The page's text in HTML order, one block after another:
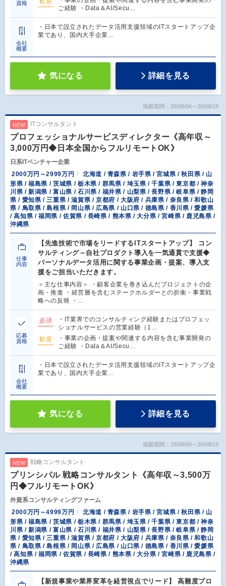
資格
ご経験 ・Data＆AI/Secu…
会社
概要
・日本で設立されたデータ活用支援領域のITスタートアップ企
業であり、国内大手企業…
気になる 詳細を見る
掲載期間：26/08/06～26/08/19
NEW ITコンサルタント
プロフェッショナルサービスディレクター《高年収～
3,000万円◆日本全国からフルリモートOK》
日系ITベンチャー企業
2000万円～2999万円
北海道 / 青森県 / 岩手県 / 宮城県 / 秋田県 / 山
形県 / 福島県 / 茨城県 / 栃木県 / 群馬県 / 埼玉県 / 千葉県 / 東京都 / 神奈
川県 / 新潟県 / 富山県 / 石川県 / 福井県 / 山梨県 / 長野県 / 岐阜県 / 静岡
県 / 愛知県 / 三重県 / 滋賀県 / 京都府 / 大阪府 / 兵庫県 / 奈良県 / 和歌山
県 / 鳥取県 / 島根県 / 岡山県 / 広島県 / 山口県 / 徳島県 / 香川県 / 愛媛県
/ 高知県 / 福岡県 / 佐賀県 / 長崎県 / 熊本県 / 大分県 / 宮崎県 / 鹿児島県 /
沖縄県
仕事
内容
【先進技術で市場をリードするITスタートアップ】 コン
サルティング～自社プロダクト導入を一気通貫で支援◆
パーソナルデータ活用に関する事業企画・提案、導入支
援をご担当いただきます。
＜主な仕事内容＞ ・顧客企業を巻き込んだプロジェクトの企
画・推進 ・経営層を含むステークホルダーとの折衝・事業戦
略への反映 ・…
応募
資格
必須
・IT業界でのコンサルティング経験またはプロフェッ
ショナルサービスの営業経験（1…
歓迎
・事業の企画・提案や関連する内容を含む事業開発の
ご経験 ・Data＆AI/Secu…
会社
概要
・日本で設立されたデータ活用支援領域のITスタートアップ企
業であり、国内大手企業…
気になる 詳細を見る
掲載期間：26/08/06～26/08/19
NEW 戦略コンサルタント
プリンシパル 戦略コンサルタント《高年収～3,500万
円◆フルリモートOK》
外資系コンサルティングファーム
2000万円～4999万円
北海道 / 青森県 / 岩手県 / 宮城県 / 秋田県 / 山
形県 / 福島県 / 茨城県 / 栃木県 / 群馬県 / 埼玉県 / 千葉県 / 東京都 / 神奈
川県 / 新潟県 / 富山県 / 石川県 / 福井県 / 山梨県 / 長野県 / 岐阜県 / 静岡
県 / 愛知県 / 三重県 / 滋賀県 / 京都府 / 大阪府 / 兵庫県 / 奈良県 / 和歌山
県 / 鳥取県 / 島根県 / 岡山県 / 広島県 / 山口県 / 徳島県 / 香川県 / 愛媛県
/ 高知県 / 福岡県 / 佐賀県 / 長崎県 / 熊本県 / 大分県 / 宮崎県 / 鹿児島県 /
沖縄県
【新規事業や業界変革を経営視点でリード】 高難度プロ